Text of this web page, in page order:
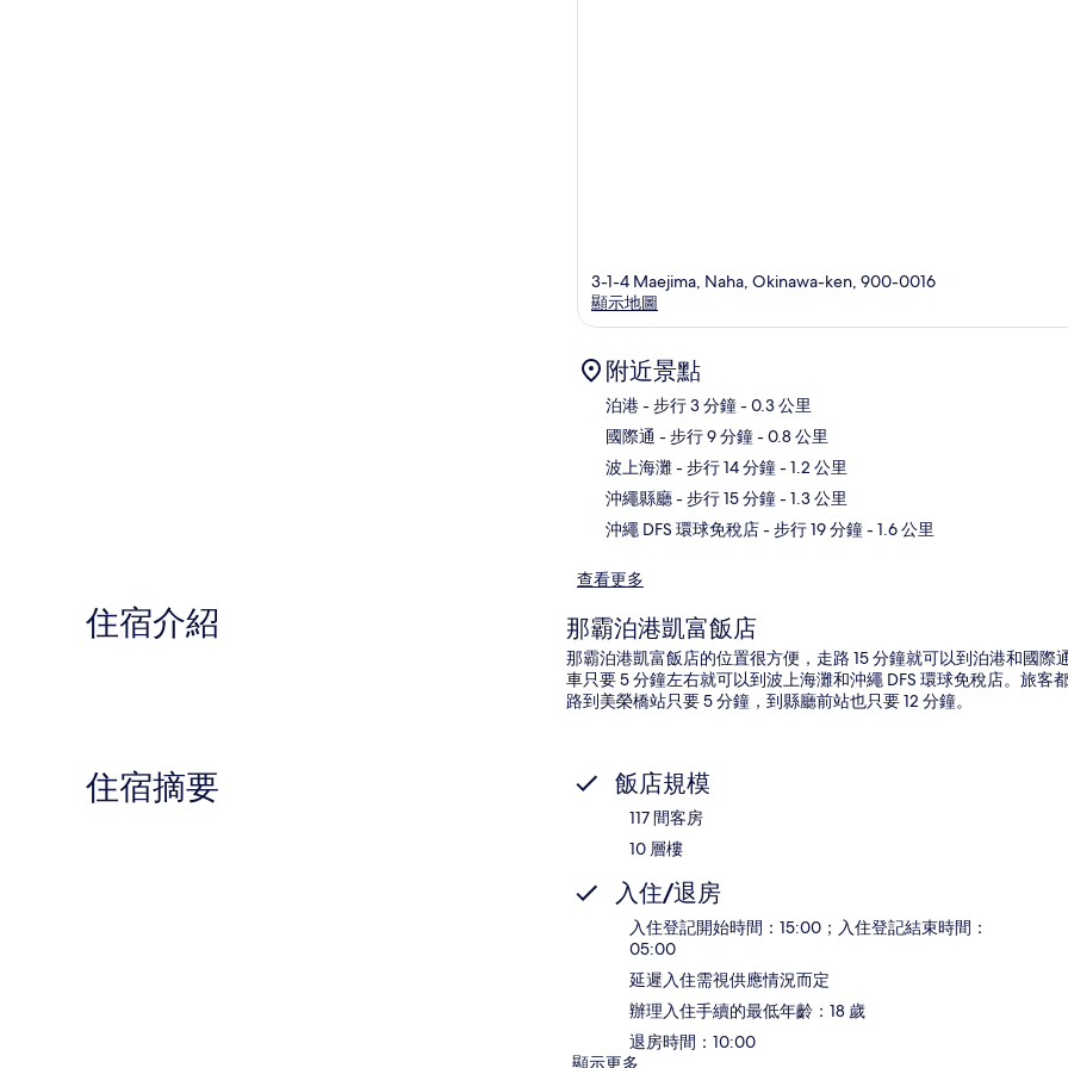
3-1-4 Maejima, Naha, Okinawa-ken, 900-0016
顯示地圖
附近景點
泊港- 步行 3 分鐘- 0.3 公里
國際通 - 步行 9 分鐘- 0.8 公里
波上海灘- 步行 14 分鐘- 1.2 公里
沖繩縣廳- 步行 15 分鐘- 1.3 公里
沖繩 DFS 環球免稅店- 步行 19 分鐘- 1.6 公里
查看更多
住宿介紹 那霸泊港凱富飯店
那霸泊港凱富飯店的位置很方便，走路 15 分鐘就可以到泊港和國
車只要 5 分鐘左右就可以到波上海灘和沖繩 DFS 環球免稅店。旅
路到美榮橋站只要 5 分鐘，到縣廳前站也只要 12 分鐘。
住宿摘要 飯店規模
117 間客房
10 層樓
入住/退房
入住登記開始時間：15:00；入住登記結束時間：
05:00
延遲入住需視供應情況而定
辦理入住手續的最低年齡：18 歲
退房時間：10:00
顯示更多